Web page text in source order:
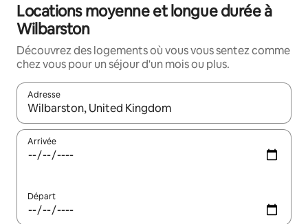
Locations moyenne et longue durée à
Wilbarston
Découvrez des logements où vous vous sentez comme
chez vous pour un séjour d'un mois ou plus.
Adresse
Lorsque les résultats s'affichent, utilisez les flèches vers le
Arrivée
Départ